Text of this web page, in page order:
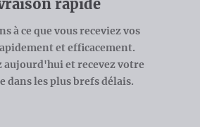
rapide
à ce que vous receviez vos
et efficacement.
aujourd'hui et recevez votre
dans les plus brefs délais.